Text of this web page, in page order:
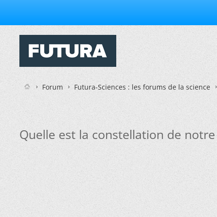
Forum Futura-Sciences : les forums de la science
Quelle est la constellation de